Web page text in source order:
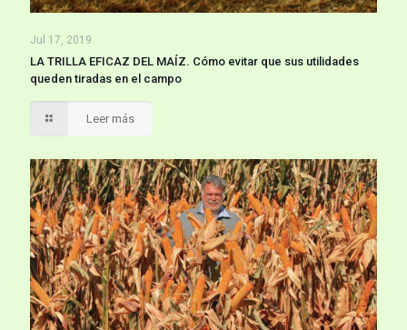
Jul 17, 2019
LA TRILLA EFICAZ DEL MAÍZ. Cómo evitar que sus utilidades
queden tiradas en el campo
Leer más